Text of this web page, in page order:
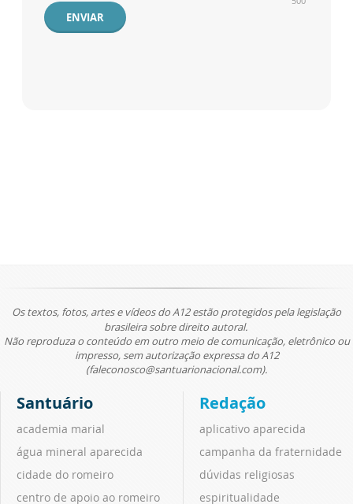
ENVIAR
Os textos, fotos, artes e vídeos do A12 estão protegidos pela legislação
brasileira sobre direito autoral.
Não reproduza o conteúdo em outro meio de comunicação, eletrônico ou
impresso, sem autorização expressa do A12
(faleconosco@santuarionacional.com).
Santuário
academia marial
água mineral aparecida
cidade do romeiro
centro de apoio ao romeiro
Redação
aplicativo aparecida
campanha da fraternidade
dúvidas religiosas
espiritualidade